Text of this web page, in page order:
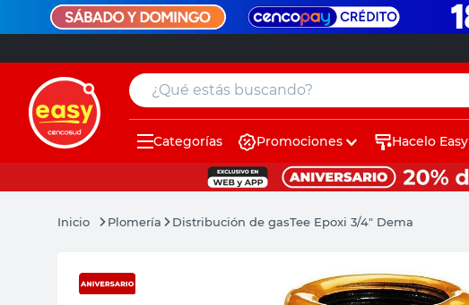
¿Qué estás buscando?
Categorías Promociones Hacelo Easy
Plomería Distribución de gasTee Epoxi 3/4" Dema
muebles